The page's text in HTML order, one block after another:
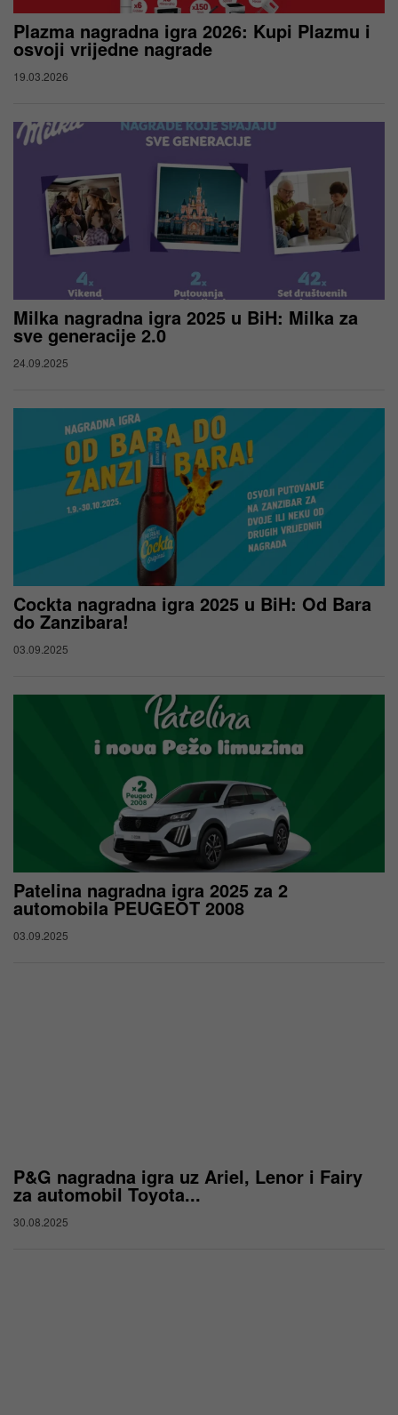
Plazma nagradna igra 2026: Kupi Plazmu i
osvoji vrijedne nagrade
19.03.2026
Milka nagradna igra 2025 u BiH: Milka za
sve generacije 2.0
24.09.2025
Cockta nagradna igra 2025 u BiH: Od Bara
do Zanzibara!
03.09.2025
Patelina nagradna igra 2025 za 2
automobila PEUGEOT 2008
03.09.2025
P&G nagradna igra uz Ariel, Lenor i Fairy
za automobil Toyota...
30.08.2025